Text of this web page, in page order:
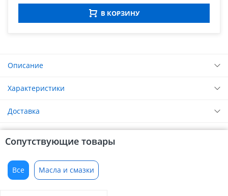
В КОРЗИНУ
Описание
Характеристики
Доставка
Сопутствующие товары
Все Масла и смазки